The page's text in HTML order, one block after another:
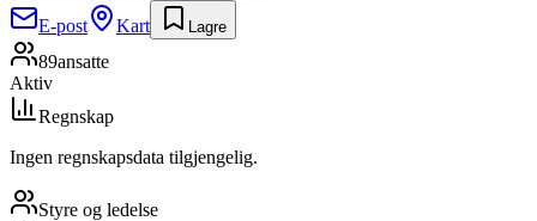
E-post
Kart Lagre
89ansatte
Aktiv
Regnskap
Ingen regnskapsdata tilgjengelig.
Styre og ledelse